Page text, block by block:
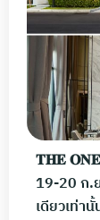
𝐓𝐇𝐄 𝐎𝐍𝐄
19-20 ก.
เดียวเท่า